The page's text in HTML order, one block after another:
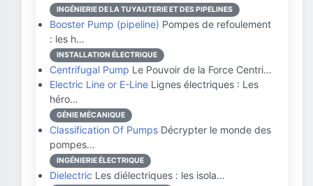
INGÉNIERIE DE LA TUYAUTERIE ET DES PIPELINES
Booster Pump (pipeline) Pompes de refoulement
: les h…
INSTALLATION ÉLECTRIQUE
Centrifugal Pump Le Pouvoir de la Force Centri…
Electric Line or E-Line Lignes électriques : Les
héro…
GÉNIE MÉCANIQUE
Classification Of Pumps Décrypter le monde des
pompes…
INGÉNIERIE ÉLECTRIQUE
Dielectric Les diélectriques : les isola…